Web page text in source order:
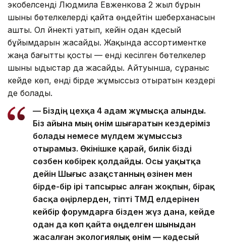
экобелсенді Людмила Евженкова 2 жыл бұрын
шыны бөтелкелерді қайта өңдейтін шеберханасын
ашты. Ол әйнекті уатып, кейін одан кәдесый
бұйымдарын жасайды. Жақында ассортиментке
жаңа бағытты қосты — енді кесілген бөтелкелер
шыны ыдыстар да жасайды. Айтуынша, сұраныс
кейде көп, енді бірде жұмыссыз отыратын кездері
де болады.
— Біздің цехқа 4 адам жұмысқа алынды.
Біз айына мың өнім шығаратын кездеріміз
болады немесе мүлдем жұмыссыз
отырамыз. Өкінішке қарай, билік бізді
сөзбен көбірек қолдайды. Осы уақытқа
дейін Шығыс Қазақстанның өзінен мен
бірде-бір ірі тапсырыс алған жоқпын, бірақ
басқа өңірлерден, тіпті ТМД елдерінен
кейбір форумдарға бізден жүз дана, кейде
одан да көп қайта өңделген шыныдан
жасалған экологиялық өнім — кәдесый